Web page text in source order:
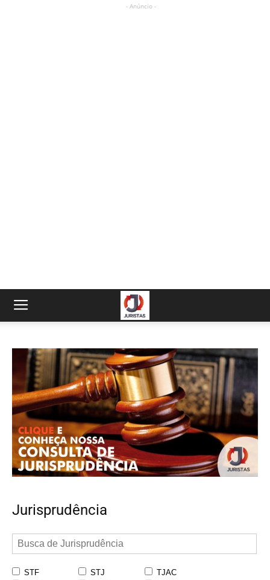
- Anúncio -
Jurisprudência
STF STJ
TJAC